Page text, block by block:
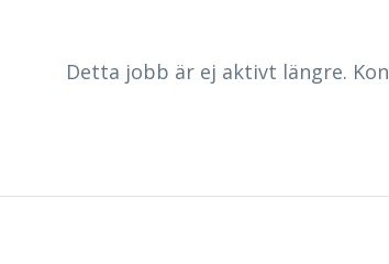
Detta jobb är ej aktivt längre.